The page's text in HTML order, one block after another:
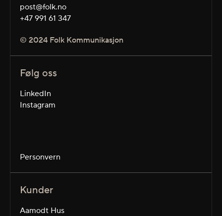
post@folk.no
+47 991 61 347
© 2024 Folk Kommunikasjon
Følg oss
LinkedIn
Instagram
Personvern
Kunder
Aamodt Hus